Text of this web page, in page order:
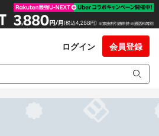
ログイン 会員登録